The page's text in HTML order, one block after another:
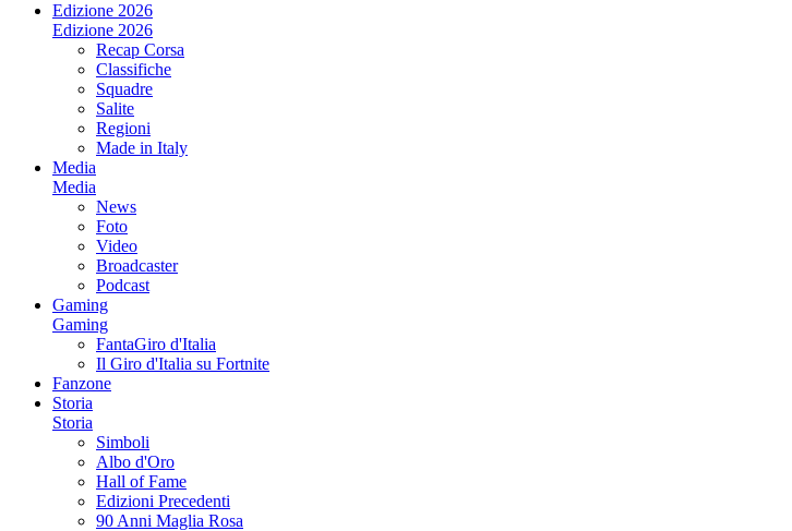
Edizione 2026
Edizione 2026
Recap Corsa
Classifiche
Squadre
Salite
Regioni
Made in Italy
Media
Media
News
Foto
Video
Broadcaster
Podcast
Gaming
Gaming
FantaGiro d'Italia
Il Giro d'Italia su Fortnite
Fanzone
Storia
Storia
Simboli
Albo d'Oro
Hall of Fame
Edizioni Precedenti
90 Anni Maglia Rosa